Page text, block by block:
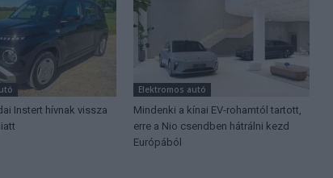
Instert hívnak vissza
Elektromos autó
Mindenki a kínai EV-rohamtól tartott,
erre a Nio csendben hátrálni kezd
Európából